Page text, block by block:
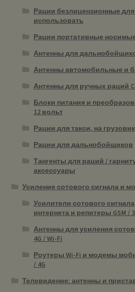
Рации безлицензионные
использовать
Рации портативные
Антенны для
Антенны автомобильные и
Антенны для ручных раций
Блоки питания и
12 вольт
Рации для такси, на
Рации для дальнобойщиков
Тангенты для раций /
аксессуары
Усиление сотового сигнала и
Усилители сотового
интернета и репитеры GSM /
Антенны для усиления
4G / Wi-Fi
Роутеры Wi-Fi и модемы
/ 4G
Телевидение: антенны и